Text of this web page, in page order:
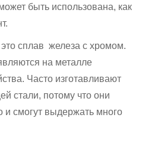
быть использована, как
сплав железа с хромом.
на металле
Часто изготавливают
стали, потому что они
и смогут выдержать много